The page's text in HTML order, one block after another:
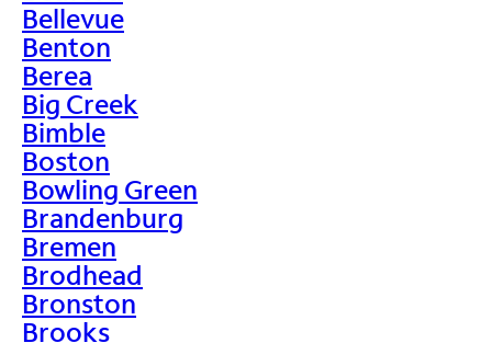
Bellevue
Benton
Berea
Big Creek
Bimble
Boston
Bowling Green
Brandenburg
Bremen
Brodhead
Bronston
Brooks